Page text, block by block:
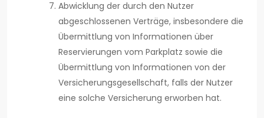
Abwicklung der durch den Nutzer
abgeschlossenen Verträge, insbesondere die
Übermittlung von Informationen über
Reservierungen vom Parkplatz sowie die
Übermittlung von Informationen von der
Versicherungsgesellschaft, falls der Nutzer
eine solche Versicherung erworben hat.